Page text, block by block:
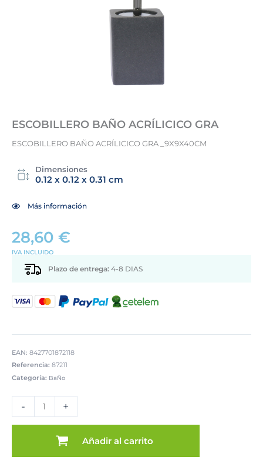
ESCOBILLERO BAÑO ACRÍLICICO GRA
ESCOBILLERO BAÑO ACRÍLICICO GRA _9X9X40CM
Dimensiones
0.12 x 0.12 x 0.31 cm
Más información
28,60 €
IVA INCLUIDO
Plazo de entrega: 4-8 DIAS
EAN: 8427701872118
Referencia: 87211
Categoría: BaÑo
-
ACRÍLICICO
GRA
+
Añadir al carrito